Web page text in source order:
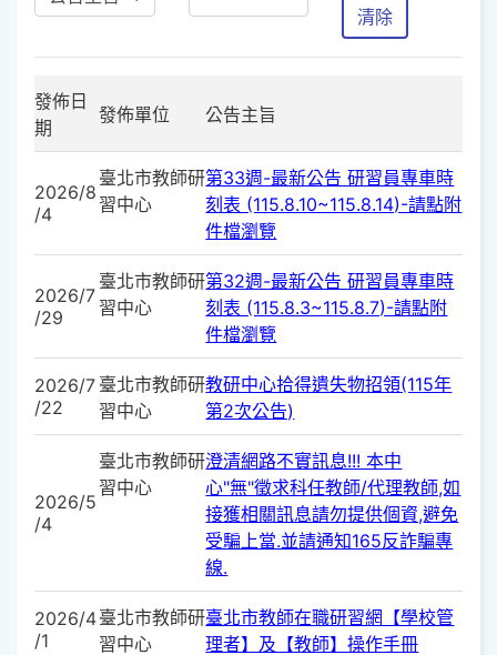
清除
發佈日
期
發佈單位 公告主旨
2026/8
/4
臺北市教師研
習中心
第33週-最新公告 研習員專車時
刻表 (115.8.10~115.8.14)-請點附
件檔瀏覽
2026/7
/29
臺北市教師研
習中心
第32週-最新公告 研習員專車時
刻表 (115.8.3~115.8.7)-請點附
件檔瀏覽
2026/7
/22
臺北市教師研
習中心
教研中心拾得遺失物招領(115年
第2次公告)
2026/5
/4
臺北市教師研
習中心
澄清網路不實訊息!!! 本中
心"無"徵求科任教師/代理教師,如
接獲相關訊息請勿提供個資,避免
受騙上當.並請通知165反詐騙專
線.
2026/4
/1
臺北市教師研
習中心
臺北市教師在職研習網【學校管
理者】及【教師】操作手冊